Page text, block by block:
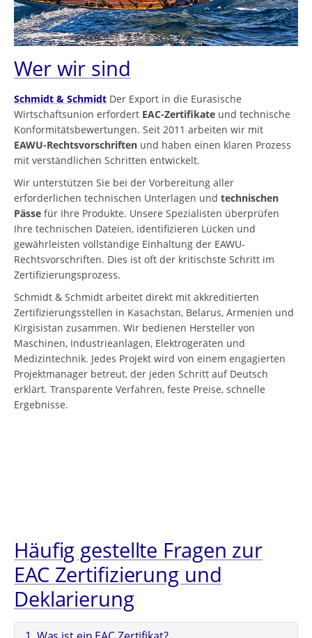
Wer wir sind
Schmidt & Schmidt Der Export in die Eurasische
Wirtschaftsunion erfordert EAC-Zertifikate und technische
Konformitätsbewertungen. Seit 2011 arbeiten wir mit
EAWU-Rechtsvorschriften und haben einen klaren Prozess
mit verständlichen Schritten entwickelt.
Wir unterstützen Sie bei der Vorbereitung aller
erforderlichen technischen Unterlagen und technischen
Pässe für Ihre Produkte. Unsere Spezialisten überprüfen
Ihre technischen Dateien, identifizieren Lücken und
gewährleisten vollständige Einhaltung der EAWU-
Rechtsvorschriften. Dies ist oft der kritischste Schritt im
Zertifizierungsprozess.
Schmidt & Schmidt arbeitet direkt mit akkreditierten
Zertifizierungsstellen in Kasachstan, Belarus, Armenien und
Kirgisistan zusammen. Wir bedienen Hersteller von
Maschinen, Industrieanlagen, Elektrogeräten und
Medizintechnik. Jedes Projekt wird von einem engagierten
Projektmanager betreut, der jeden Schritt auf Deutsch
erklärt. Transparente Verfahren, feste Preise, schnelle
Ergebnisse.
Häufig gestellte Fragen zur
EAC Zertifizierung und
Deklarierung